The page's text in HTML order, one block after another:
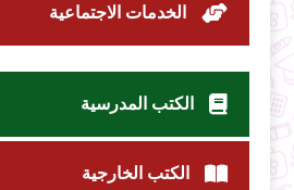
الخدمات الاجتماعية
الكتب المدرسية
الكتب الخارجية